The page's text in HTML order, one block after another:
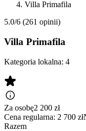
Villa Primafila
5.0/6 (261 opinii)
Villa Primafila
Kategoria lokalna: 4
Za osobę2 200 zł
Cena regularna: 2 700 zł
Razem